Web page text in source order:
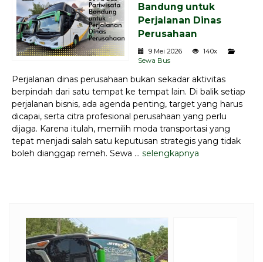
Bandung untuk
Perjalanan Dinas
Perusahaan
9 Mei 2026
140x
Sewa Bus
Perjalanan dinas perusahaan bukan sekadar aktivitas
berpindah dari satu tempat ke tempat lain. Di balik setiap
perjalanan bisnis, ada agenda penting, target yang harus
dicapai, serta citra profesional perusahaan yang perlu
dijaga. Karena itulah, memilih moda transportasi yang
tepat menjadi salah satu keputusan strategis yang tidak
boleh dianggap remeh. Sewa ... selengkapnya